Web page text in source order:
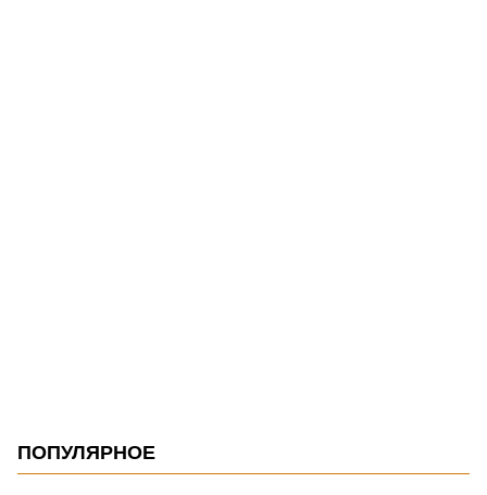
ПОПУЛЯРНОЕ